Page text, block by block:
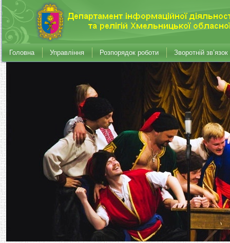
Головна Управління Розпорядок роботи Зворотній зв’язок